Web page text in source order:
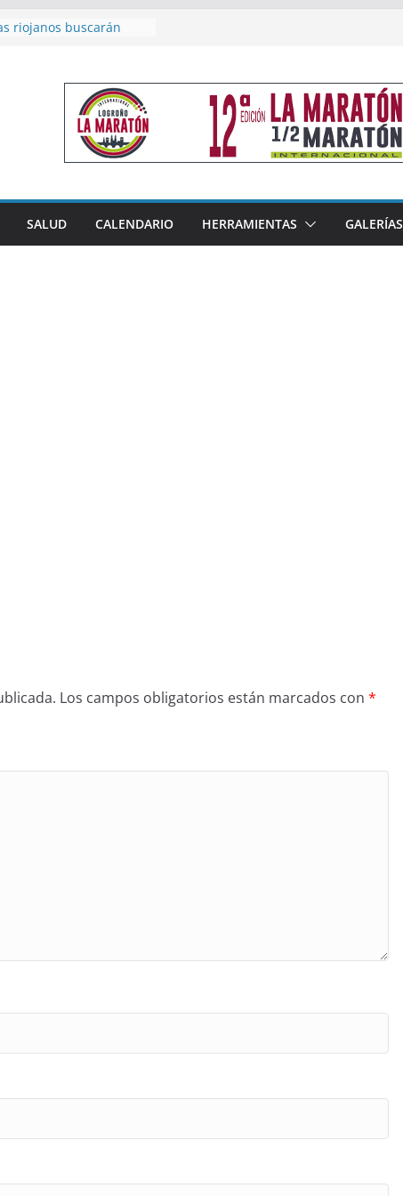
riojanos buscarán
en 4×400 y tres puestos
cierran la participación
Nacional de Málaga
del Tritones
el podio nacional de
Calahorra
en Disco
este fin de semana
SALUD CALENDARIO HERRAMIENTAS GALERÍAS
Los campos obligatorios están marcados con *